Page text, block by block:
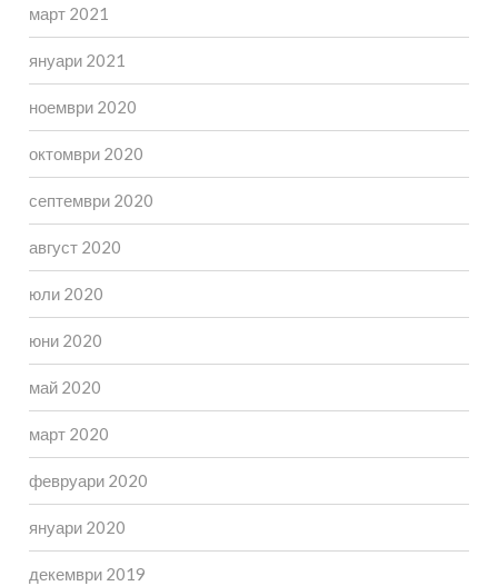
март 2021
януари 2021
ноември 2020
октомври 2020
септември 2020
август 2020
юли 2020
юни 2020
май 2020
март 2020
февруари 2020
януари 2020
декември 2019